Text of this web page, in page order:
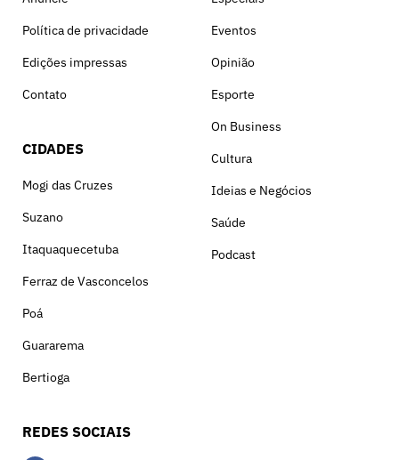
Política de privacidade
Edições impressas
Contato
CIDADES
Mogi das Cruzes
Suzano
Itaquaquecetuba
Ferraz de Vasconcelos
Poá
Guararema
Bertioga
Eventos
Opinião
Esporte
On Business
Cultura
Ideias e Negócios
Saúde
Podcast
REDES SOCIAIS